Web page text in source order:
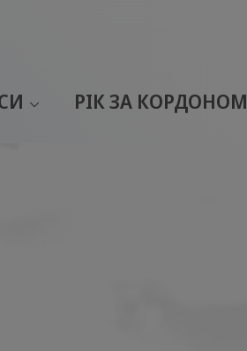
РІК ЗА КОРДОНОМ